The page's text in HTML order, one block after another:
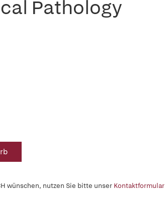
Pathology
wünschen, nutzen Sie bitte unser Kontaktformular